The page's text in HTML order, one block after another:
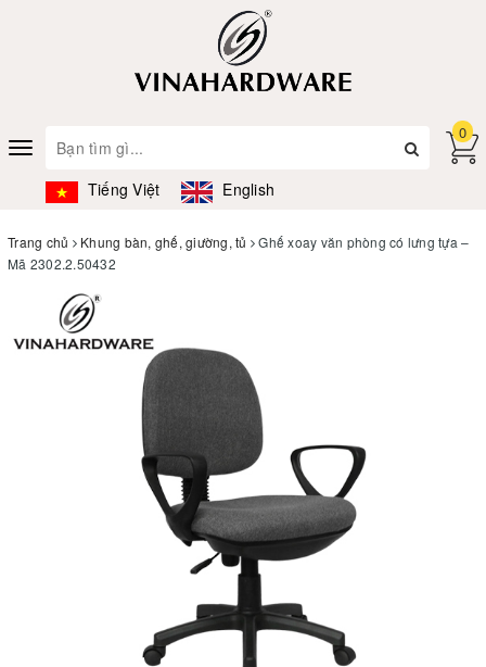
Toggle
navigation
Tiếng Việt English
0
Trang chủ Khung bàn, ghế, giường, tủ
Ghế xoay văn phòng có lưng tựa –
Mã 2302.2.50432